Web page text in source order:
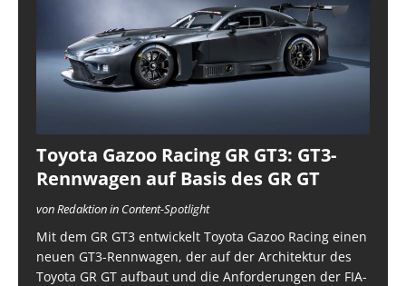
Toyota Gazoo Racing GR GT3: GT3-
Rennwagen auf Basis des GR GT
von Redaktion in Content-Spotlight
Mit dem GR GT3 entwickelt Toyota Gazoo Racing einen
neuen GT3-Rennwagen, der auf der Architektur des
Toyota GR GT aufbaut und die Anforderungen der FIA-